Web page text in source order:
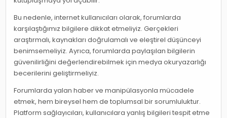
Bu nedenle, internet kullanıcıları olarak, forumlarda
karşılaştığımız bilgilere dikkat etmeliyiz. Gerçekleri
araştırmalı, kaynakları doğrulamalı ve eleştirel düşünceyi
benimsemeliyiz. Ayrıca, forumlarda paylaşılan bilgilerin
güvenilirliğini değerlendirebilmek için medya okuryazarlığı
becerilerini geliştirmeliyiz.
Forumlarda yalan haber ve manipülasyonla mücadele
etmek, hem bireysel hem de toplumsal bir sorumluluktur.
Platform sağlayıcıları, kullanıcılara yanlış bilgileri tespit etme